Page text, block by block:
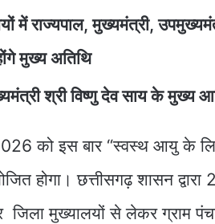
में राज्यपाल, मुख्यमंत्री,
मुख्य अतिथि
श्री विष्णु देव साय के मुख्य
को इस बार “स्वस्थ आयु के लिए
होगा। छत्तीसगढ़ शासन द्वारा
मुख्यालयों से लेकर ग्राम